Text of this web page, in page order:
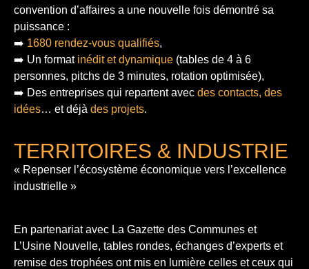
convention d’affaires a une nouvelle fois démontré sa
puissance :
➡️ 1680 rendez-vous qualifiés,
➡️ Un format inédit et dynamique (tables de 4 à 6
personnes, pitchs de 3 minutes, rotation optimisée),
➡️ Des entreprises qui repartent avec des contacts, des
idées… et déjà des projets.
TERRITOIRES & INDUSTRIE
« Repenser l’écosystème économique vers l’excellence
industrielle »
En partenariat avec La Gazette des Communes et
L’Usine Nouvelle, tables rondes, échanges d’experts et
remise des trophées ont mis en lumière celles et ceux qui